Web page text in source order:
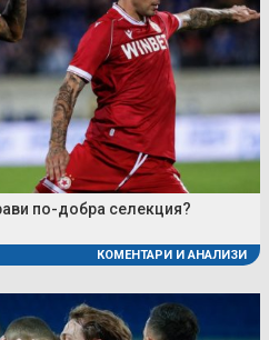
по-добра селекция?
КОМЕНТАРИ И АНАЛИЗИ